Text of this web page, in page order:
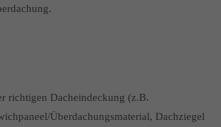
richtigen Dacheindeckung (z.B.
Überdachungsmaterial, Dachziegel